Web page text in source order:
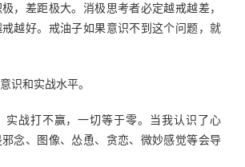
，差距极大。消极思考者必定越戒越差，
越好。戒油子如果意识不到这个问题，就
识和实战水平。
实战打不赢，一切等于零。当我认识了心
念、图像、怂恿、贪恋、微妙感觉等会导